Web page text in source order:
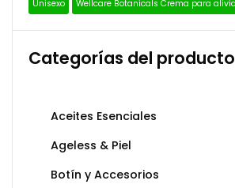
Unisexo
Wellcare Botanicals Crema para
Categorías del producto
Aceites Esenciales
Ageless & Piel
Botín y Accesorios